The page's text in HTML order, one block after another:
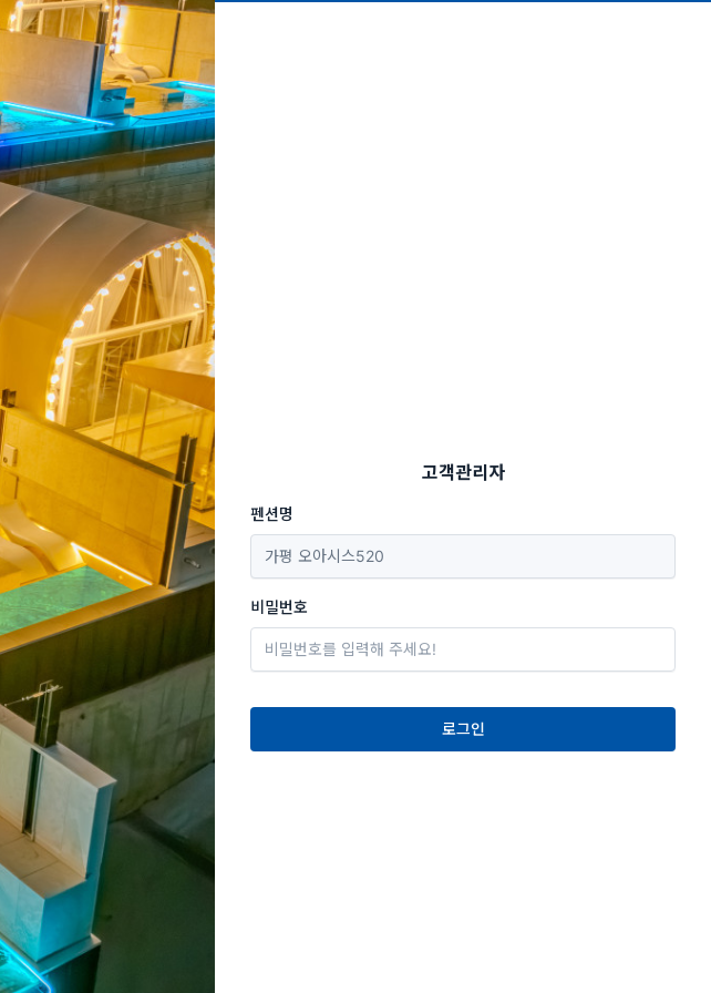
고객관리자
펜션명
비밀번호
로그인